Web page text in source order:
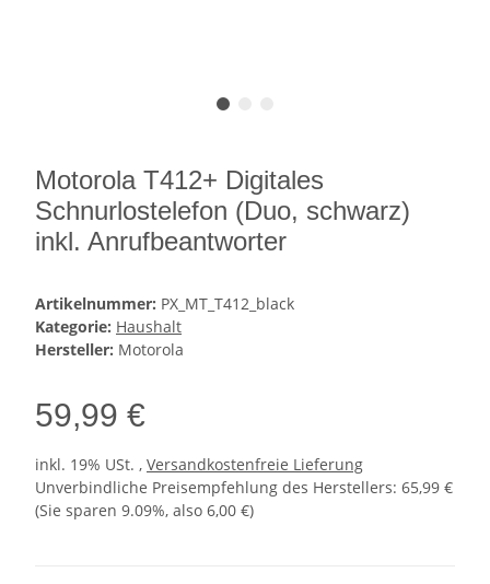
Motorola T412+ Digitales
Schnurlostelefon (Duo, schwarz)
inkl. Anrufbeantworter
Artikelnummer: PX_MT_T412_black
Kategorie: Haushalt
Hersteller: Motorola
59,99 €
inkl. 19% USt. , Versandkostenfreie Lieferung
Unverbindliche Preisempfehlung des Herstellers: 65,99 €
(Sie sparen 9.09%, also 6,00 €)